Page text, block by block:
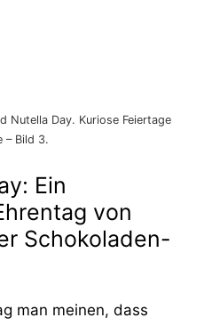
Nutella Day. Kuriose Feiertage
– Bild 3.
Ein
von
Schokoladen-
man meinen, dass